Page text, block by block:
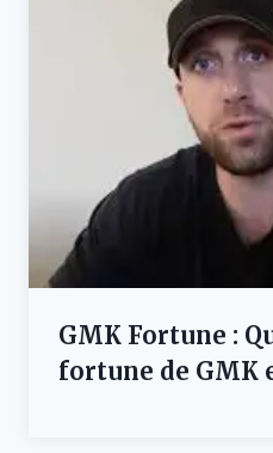
GMK Fortune :
fortune de GMK